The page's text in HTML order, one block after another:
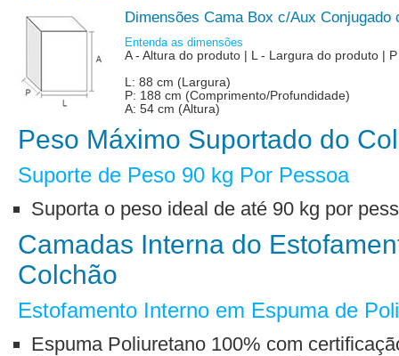
Dimensões Cama Box c/Aux Conjugado
Entenda as dimensões
A - Altura do produto | L - Largura do produto |
L: 88 cm (Largura)
P: 188 cm (Comprimento/Profundidade)
A: 54 cm (Altura)
Peso Máximo Suportado do
Suporte de Peso 90 kg Por Pessoa
Suporta o peso ideal de até 90 kg por
Camadas Interna do
Colchão
Estofamento Interno em Espuma de
Espuma Poliuretano 100% com